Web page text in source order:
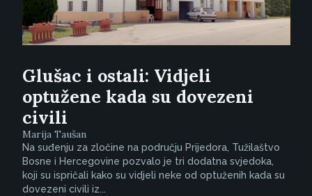
Glušac i ostali: Vidjeli
optužene kada su dovezeni
civili
Marija Taušan
Na suđenju za zločine na području Prijedora, Tužilaštvo
Bosne i Hercegovine pozvalo je tri dodatna svjedoka,
koji su ispričali kako su vidjeli neke od optuženih kada su
dovezeni civili iz...